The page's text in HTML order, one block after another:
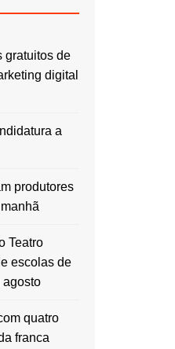
gratuitos de
digital
a
produtores
Teatro
escolas de
agosto
quatro
franca